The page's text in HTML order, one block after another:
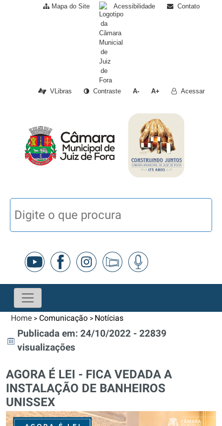
Mapa do Site Acessibilidade Contato
VLibras Contraste A- A+ Acessar
Home > Comunicação > Notícias
Publicada em: 24/10/2022 - 22839
visualizações
AGORA É LEI - FICA VEDADA A
INSTALAÇÃO DE BANHEIROS
UNISSEX